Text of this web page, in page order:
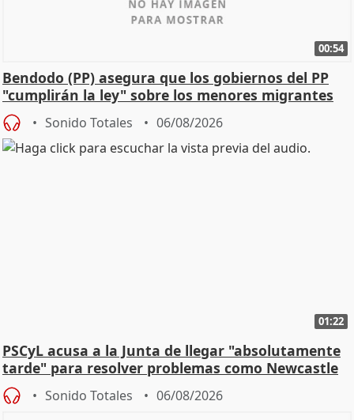
00:54
Bendodo (PP) asegura que los gobiernos del PP
"cumplirán la ley" sobre los menores migrantes
Sonido Totales 06/08/2026
01:22
PSCyL acusa a la Junta de llegar "absolutamente
tarde" para resolver problemas como Newcastle
Sonido Totales 06/08/2026